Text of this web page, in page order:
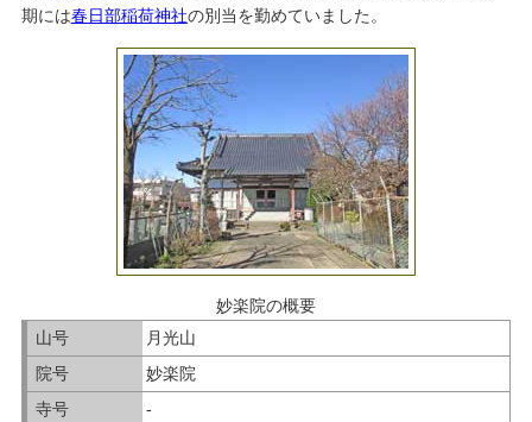
期には春日部稲荷神社の別当を勤めていました。
妙楽院の概要
山号
月光山
院号
妙楽院
寺号
-